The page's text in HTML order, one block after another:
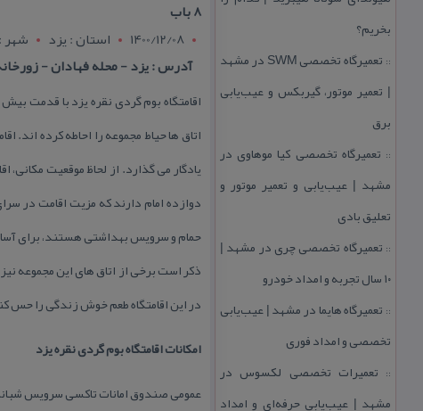
بخریم؟
::
تعمیرگاه تخصصی SWM در مشهد
| تعمیر موتور، گیربكس و عیب‌یابی
برق
:: تعمیرگاه تخصصی كیا موهاوی در
مشهد | عیب‌یابی و تعمیر موتور و
تعلیق بادی
:: تعمیرگاه تخصصی چری در مشهد |
۱۰ سال تجربه و امداد خودرو
:: تعمیرگاه هایما در مشهد | عیب‌یابی
تخصصی و امداد فوری
:: تعمیرات تخصصی لكسوس در
مشهد | عیب‌یابی حرفه‌ای و امداد
۸ باب
1400/12/08
استان : يزد شهر
آدرس : یزد - محله فهادان -
اتاق ها حیاط مجموعه را احاطه كرده اند.
یادگار می گذارد. از لحاظ موقعیت
دوازده امام دارند كه مزیت اقامت در
حمام و سرویس بهداشتی هستند، برای
ذكر است برخی از اتاق های این مجموعه
در این اقامتگاه طعم خوش زندگی را حس
امكانات اقامتگاه بوم گردی نقره یزد
عمومی صندوق امانات تاكسی سرویس